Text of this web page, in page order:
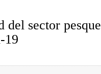
sector
19